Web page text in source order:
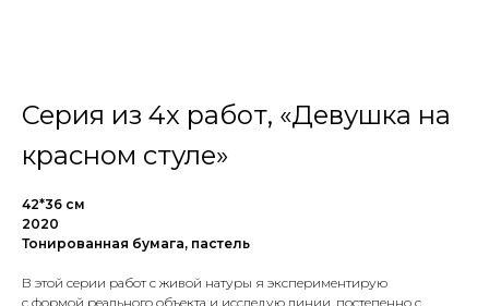
Серия из 4х работ, «Девушка на
красном стуле»
42*36 см
2020
Тонированная бумага, пастель
В этой серии работ с живой натуры я экспериментирую
с формой реального объекта и исследую линии, постепенно с